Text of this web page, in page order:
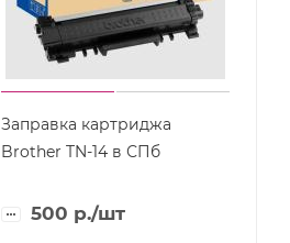
Заправка картриджа
Brother TN-14 в СПб
500 р./шт